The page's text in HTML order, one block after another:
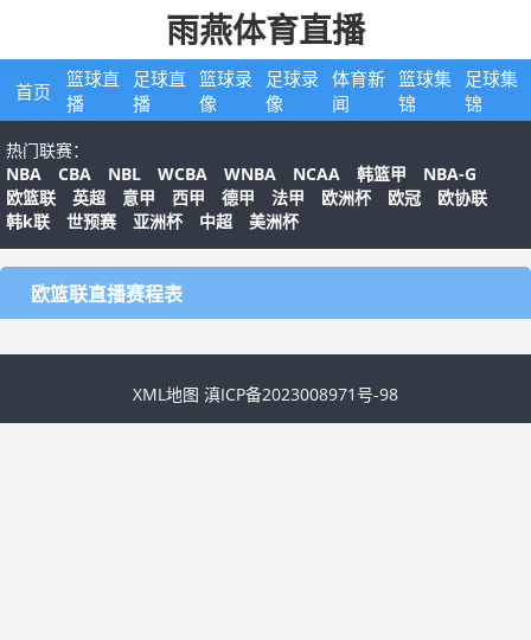
雨燕体育直播
首页
篮球直
播
足球直
播
篮球录
像
足球录
像
体育新
闻
篮球集
锦
足球集
锦
热门联赛：
NBA
CBA NBL WCBA WNBA NCAA 韩篮甲
NBA-G
欧篮联
英超 意甲 西甲 德甲 法甲 欧洲杯 欧冠
欧协联
韩k联
世预赛 亚洲杯 中超 美洲杯
欧篮联直播赛程表
XML地图 滇ICP备2023008971号-98